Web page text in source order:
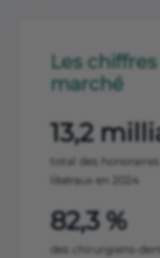
Les
marché
13,2
total des
libéraux en 2024
82,3 %
des chirurgiens-